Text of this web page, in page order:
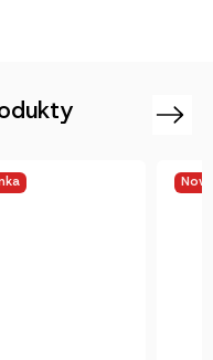
Next